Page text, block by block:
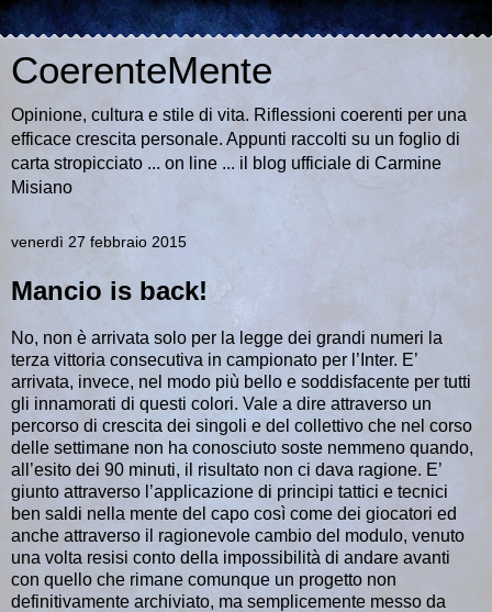
CoerenteMente
Opinione, cultura e stile di vita. Riflessioni coerenti per una
efficace crescita personale. Appunti raccolti su un foglio di
carta stropicciato ... on line ... il blog ufficiale di Carmine
Misiano
venerdì 27 febbraio 2015
Mancio is back!
No, non è arrivata solo per la legge dei grandi numeri la
terza vittoria consecutiva in campionato per l’Inter. E’
arrivata, invece, nel modo più bello e soddisfacente per tutti
gli innamorati di questi colori. Vale a dire attraverso un
percorso di crescita dei singoli e del collettivo che nel corso
delle settimane non ha conosciuto soste nemmeno quando,
all’esito dei 90 minuti, il risultato non ci dava ragione. E’
giunto attraverso l’applicazione di principi tattici e tecnici
ben saldi nella mente del capo così come dei giocatori ed
anche attraverso il ragionevole cambio del modulo, venuto
una volta resisi conto della impossibilità di andare avanti
con quello che rimane comunque un progetto non
definitivamente archiviato, ma semplicemente messo da